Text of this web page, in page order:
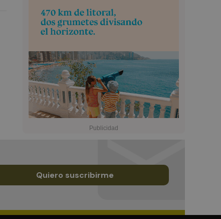
Quiero suscribirme